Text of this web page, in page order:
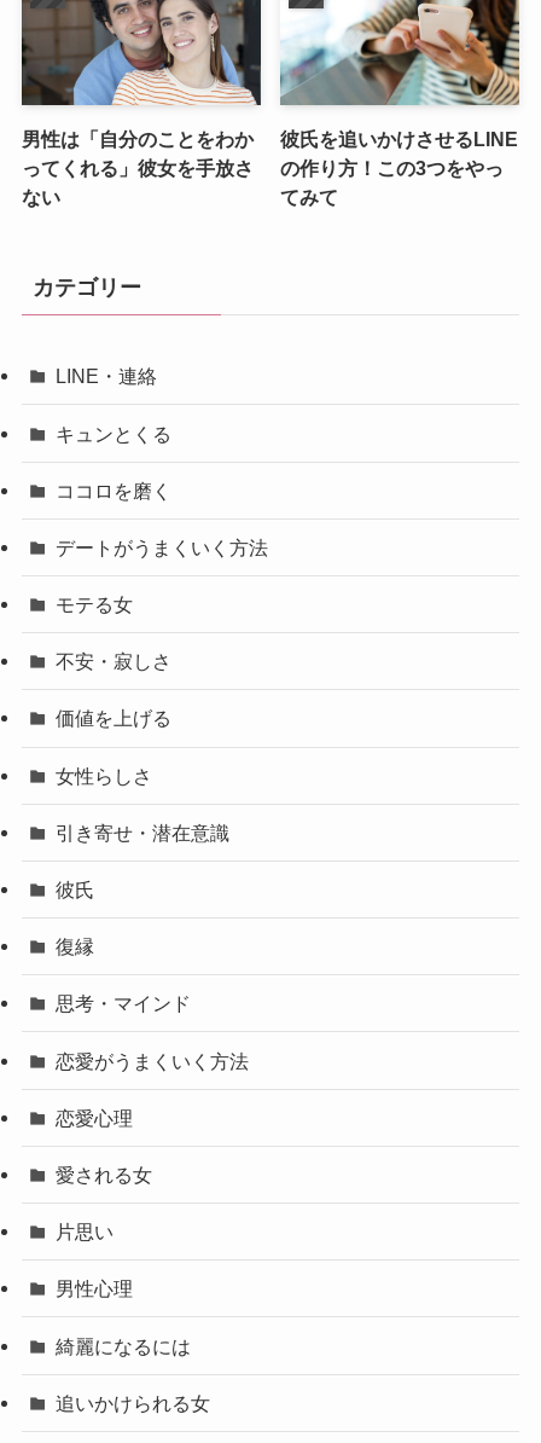
男性は「自分のことをわか
ってくれる」彼女を手放さ
ない
彼氏を追いかけさせるLINE
の作り方！この3つをやっ
てみて
カテゴリー
LINE・連絡
キュンとくる
ココロを磨く
デートがうまくいく方法
モテる女
不安・寂しさ
価値を上げる
女性らしさ
引き寄せ・潜在意識
彼氏
復縁
思考・マインド
恋愛がうまくいく方法
恋愛心理
愛される女
片思い
男性心理
綺麗になるには
追いかけられる女